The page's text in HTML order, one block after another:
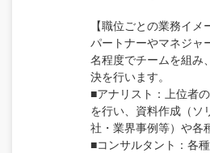
【職位ごとの業務イメ
パートナーやマネジャ
名程度でチームを組み
決を行います。
■アナリスト：上位者
を行い、資料作成（ソ
社・業界事例等）や各
■コンサルタント：各